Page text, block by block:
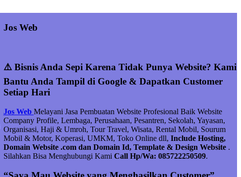
Jos Web
⚠️ Bisnis Anda Sepi Karena Tidak Punya Website? Kami
Bantu Anda Tampil di Google & Dapatkan Customer
Setiap Hari
Jos Web Melayani Jasa Pembuatan Website Profesional Baik Website
Company Profile, Lembaga, Perusahaan, Pesantren, Sekolah, Yayasan,
Organisasi, Haji & Umroh, Tour Travel, Wisata, Rental Mobil, Sourum
Mobil & Motor, Koperasi, UMKM, Toko Online dll, Include Hosting,
Domain Website .com dan Domain Id, Template & Design Website .
Silahkan Bisa Menghubungi Kami Call Hp/Wa: 085722250509.